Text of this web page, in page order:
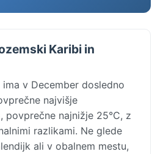
Karibi in
v December dosledno
najvišje
povprečne najnižje 25°C, z
razlikami. Ne glede
ali v obalnem mestu,